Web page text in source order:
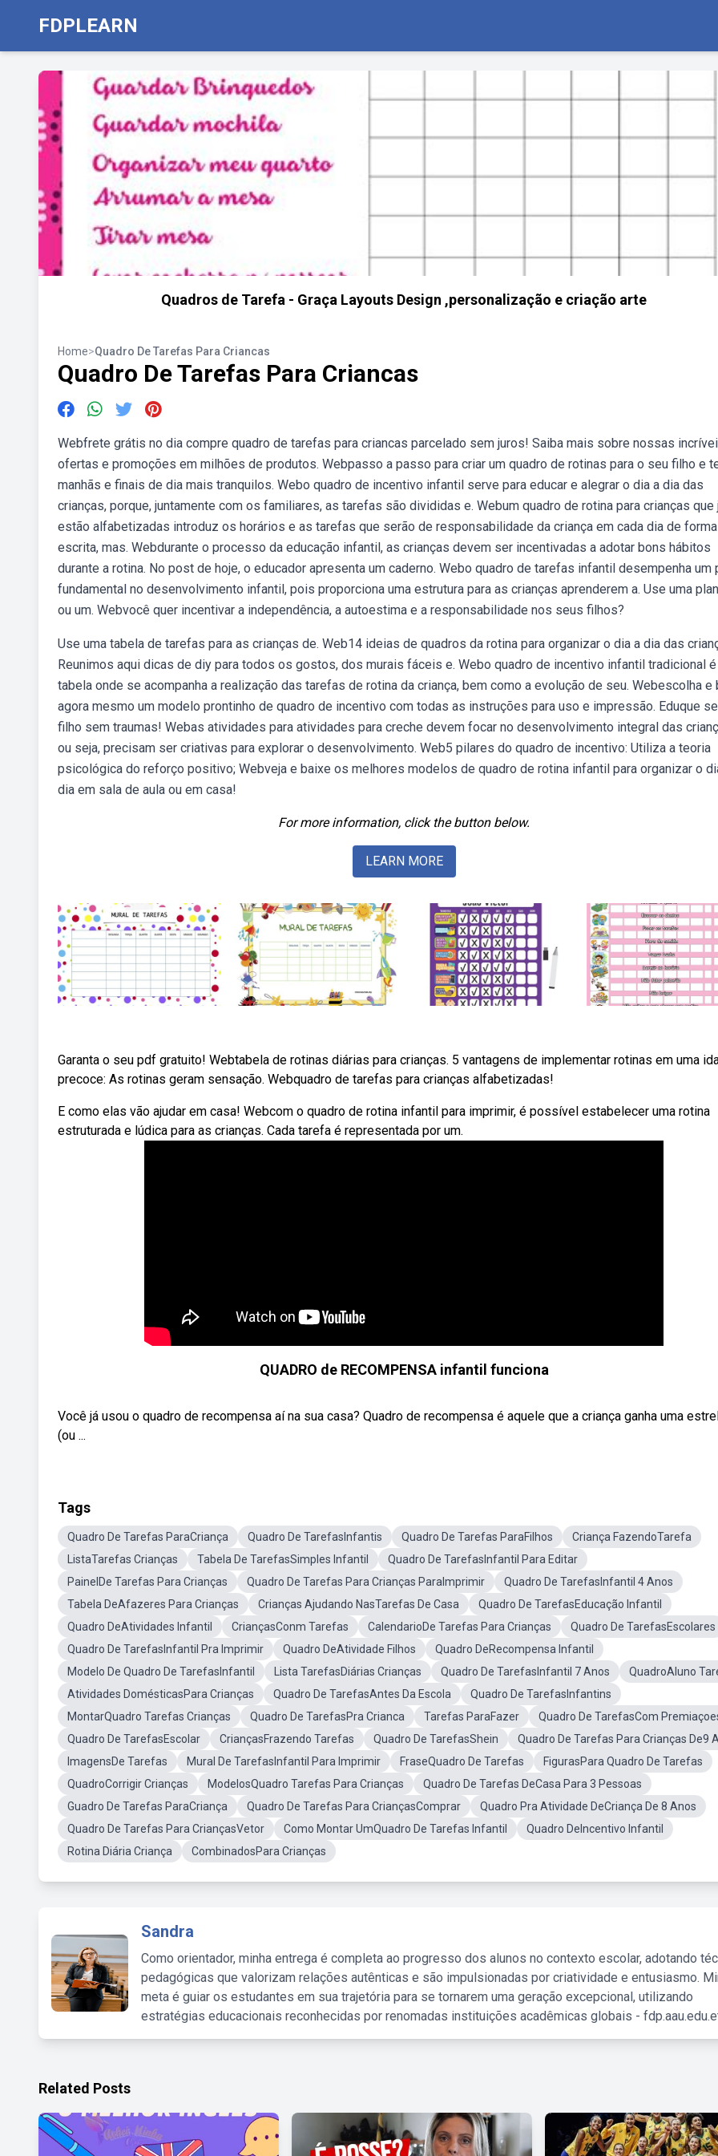
FDPLEARN
Quadros de Tarefa - Graça Layouts Design ,personalização e criação arte
Home>Quadro De Tarefas Para Criancas
Quadro De Tarefas Para Criancas
Webfrete grátis no dia compre quadro de tarefas para criancas parcelado sem juros! Saiba mais sobre nossas
ofertas e promoções em milhões de produtos. Webpasso a passo para criar um quadro de rotinas para o seu filho e
manhãs e finais de dia mais tranquilos. Webo quadro de incentivo infantil serve para educar e alegrar o dia a dia das
crianças, porque, juntamente com os familiares, as tarefas são divididas e. Webum quadro de rotina para crianças que
estão alfabetizadas introduz os horários e as tarefas que serão de responsabilidade da criança em cada dia de forma
escrita, mas. Webdurante o processo da educação infantil, as crianças devem ser incentivadas a adotar bons hábitos
durante a rotina. No post de hoje, o educador apresenta um caderno. Webo quadro de tarefas infantil desempenha um
fundamental no desenvolvimento infantil, pois proporciona uma estrutura para as crianças aprenderem a. Use uma
ou um. Webvocê quer incentivar a independência, a autoestima e a responsabilidade nos seus filhos?
Use uma tabela de tarefas para as crianças de. Web14 ideias de quadros da rotina para organizar o dia a dia das
Reunimos aqui dicas de diy para todos os gostos, dos murais fáceis e. Webo quadro de incentivo infantil tradicional é
tabela onde se acompanha a realização das tarefas de rotina da criança, bem como a evolução de seu. Webescolha e
agora mesmo um modelo prontinho de quadro de incentivo com todas as instruções para uso e impressão. Eduque
filho sem traumas! Webas atividades para atividades para creche devem focar no desenvolvimento integral das
ou seja, precisam ser criativas para explorar o desenvolvimento. Web5 pilares do quadro de incentivo: Utiliza a teoria
psicológica do reforço positivo; Webveja e baixe os melhores modelos de quadro de rotina infantil para organizar o
dia em sala de aula ou em casa!
For more information, click the button below.
LEARN MORE
Garanta o seu pdf gratuito! Webtabela de rotinas diárias para crianças. 5 vantagens de implementar rotinas em uma
precoce: As rotinas geram sensação. Webquadro de tarefas para crianças alfabetizadas!
E como elas vão ajudar em casa! Webcom o quadro de rotina infantil para imprimir, é possível estabelecer uma rotina
estruturada e lúdica para as crianças. Cada tarefa é representada por um.
QUADRO de RECOMPENSA infantil funciona
Você já usou o quadro de recompensa aí na sua casa? Quadro de recompensa é aquele que a criança ganha uma
(ou ...
Tags
Quadro De Tarefas ParaCriança Quadro De TarefasInfantis Quadro De Tarefas ParaFilhos
Criança FazendoTarefa
ListaTarefas Crianças
Tabela De TarefasSimples Infantil
Quadro De TarefasInfantil Para Editar
PainelDe Tarefas Para Crianças
Quadro De Tarefas Para Crianças ParaImprimir
Quadro De TarefasInfantil 4 Anos
Tabela DeAfazeres Para Crianças
Crianças Ajudando NasTarefas De Casa
Quadro De TarefasEducação Infantil
Quadro DeAtividades Infantil
CriançasConm Tarefas CalendarioDe Tarefas Para Crianças
Quadro De TarefasEscolares
Quadro De TarefasInfantil Pra Imprimir
Quadro DeAtividade Filhos
Quadro DeRecompensa Infantil
Modelo De Quadro De TarefasInfantil
Lista TarefasDiárias Crianças Quadro De TarefasInfantil 7 Anos
QuadroAluno
Atividades DomésticasPara Crianças
Quadro De TarefasAntes Da Escola
Quadro De TarefasInfantins
MontarQuadro Tarefas Crianças
Quadro De TarefasPra Crianca Tarefas ParaFazer
Quadro De TarefasCom
Quadro De TarefasEscolar
CriançasFrazendo Tarefas Quadro De TarefasShein
Quadro De Tarefas Para Crianças De9
ImagensDe Tarefas
Mural De TarefasInfantil Para Imprimir FraseQuadro De Tarefas
FigurasPara Quadro De Tarefas
QuadroCorrigir Crianças
ModelosQuadro Tarefas Para Crianças
Quadro De Tarefas DeCasa Para 3 Pessoas
Guadro De Tarefas ParaCriança
Quadro De Tarefas Para CriançasComprar
Quadro Pra Atividade DeCriança De 8 Anos
Quadro De Tarefas Para CriançasVetor
Como Montar UmQuadro De Tarefas Infantil
Quadro DeIncentivo Infantil
Rotina Diária Criança
CombinadosPara Crianças
Sandra
Como orientador, minha entrega é completa ao progresso dos alunos no contexto escolar, adotando
pedagógicas que valorizam relações autênticas e são impulsionadas por criatividade e entusiasmo.
meta é guiar os estudantes em sua trajetória para se tornarem uma geração excepcional, utilizando
estratégias educacionais reconhecidas por renomadas instituições acadêmicas globais -
Related Posts